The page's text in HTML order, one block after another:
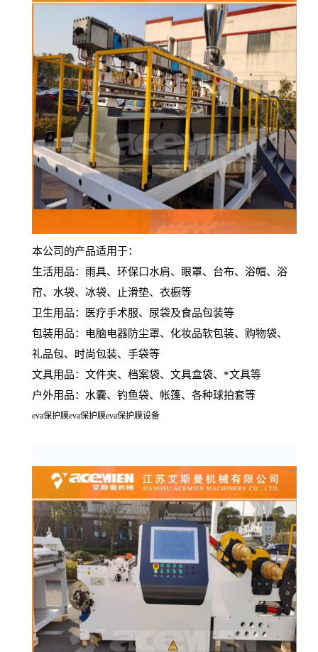
本公司的产品适用于：
生活用品：雨具、环保口水肩、眼罩、台布、浴帽、浴
帘、水袋、冰袋、止滑垫、衣橱等
卫生用品：医疗手术服、尿袋及食品包装等
包装用品：电脑电器防尘罩、化妆品软包装、购物袋、
礼品包、时尚包装、手袋等
文具用品：文件夹、档案袋、文具盒袋、*文具等
户外用品：水囊、钓鱼袋、帐篷、各种球拍套等
eva保护膜eva保护膜eva保护膜设备